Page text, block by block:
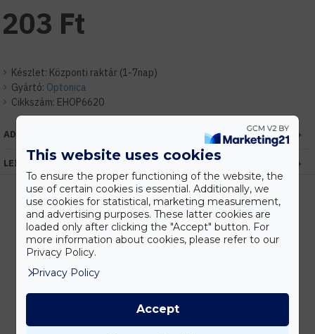
Készlet: Központi raktár (1-7nap)
Gyártó: Optonica
Cikkszám: EHOP6620
203 Ft
ADATOK
LEÍRÁS
Kedvezmények
Vásárolj nagyobb mennyiségben és megadjuk a legjobb gyártói árakat.
Gyors kiszállítás
This website uses cookies
To ensure the proper functioning of the website, the
use of certain cookies is essential. Additionally, we
use cookies for statistical, marketing measurement,
and advertising purposes. These latter cookies are
loaded only after clicking the "Accept" button. For
more information about cookies, please refer to our
Privacy Policy.
Privacy Policy
Accept